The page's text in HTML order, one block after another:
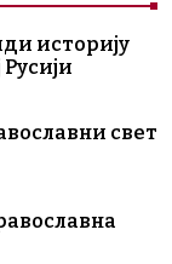
историју
свет